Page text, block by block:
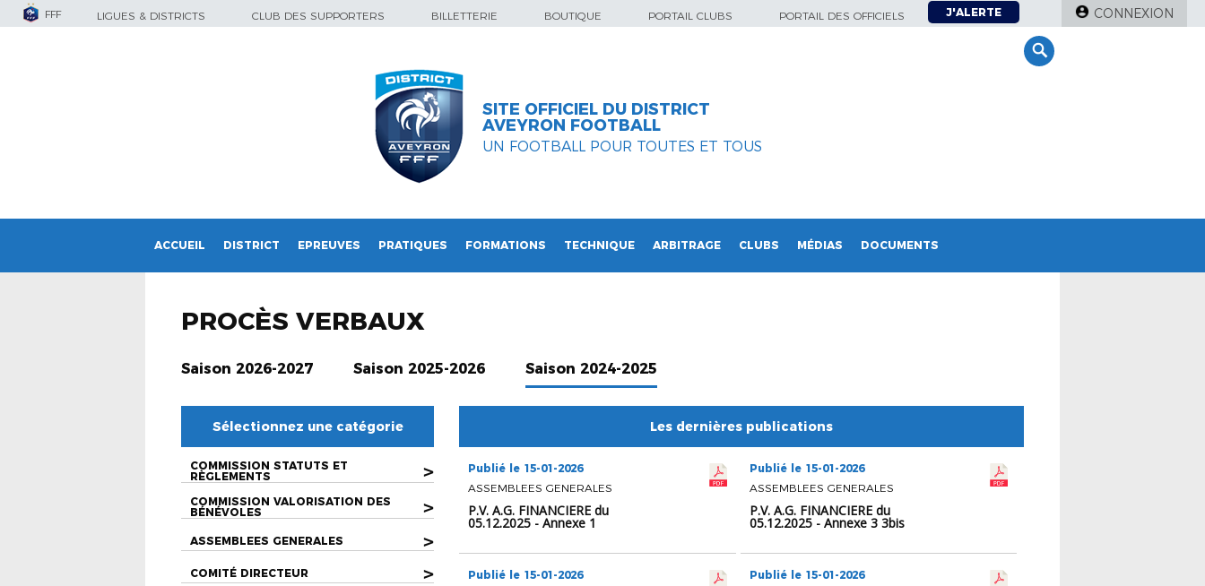
FFF LIGUES & DISTRICTS CLUB DES SUPPORTERS BILLETTERIE BOUTIQUE PORTAIL CLUBS PORTAIL DES OFFICIELS J'ALERTE CONNEXION
SITE OFFICIEL DU DISTRICT
AVEYRON FOOTBALL
UN FOOTBALL POUR TOUTES ET TOUS
ACCUEIL DISTRICT EPREUVES PRATIQUES FORMATIONS TECHNIQUE ARBITRAGE CLUBS MÉDIAS DOCUMENTS
PROCÈS VERBAUX
Saison 2026-2027 Saison 2025-2026 Saison 2024-2025
Sélectionnez une catégorie
COMMISSION STATUTS ET
RÈGLEMENTS
>
COMMISSION VALORISATION DES
BÉNÉVOLES
>
ASSEMBLEES GENERALES >
COMITÉ DIRECTEUR >
Les dernières publications
Publié le 15-01-2026
ASSEMBLEES GENERALES
P.V. A.G. FINANCIERE du
05.12.2025 - Annexe 1
Publié le 15-01-2026
ASSEMBLEES GENERALES
P.V. A.G. FINANCIERE du
05.12.2025 - Annexe 3 3bis
Publié le 15-01-2026
Publié le 15-01-2026